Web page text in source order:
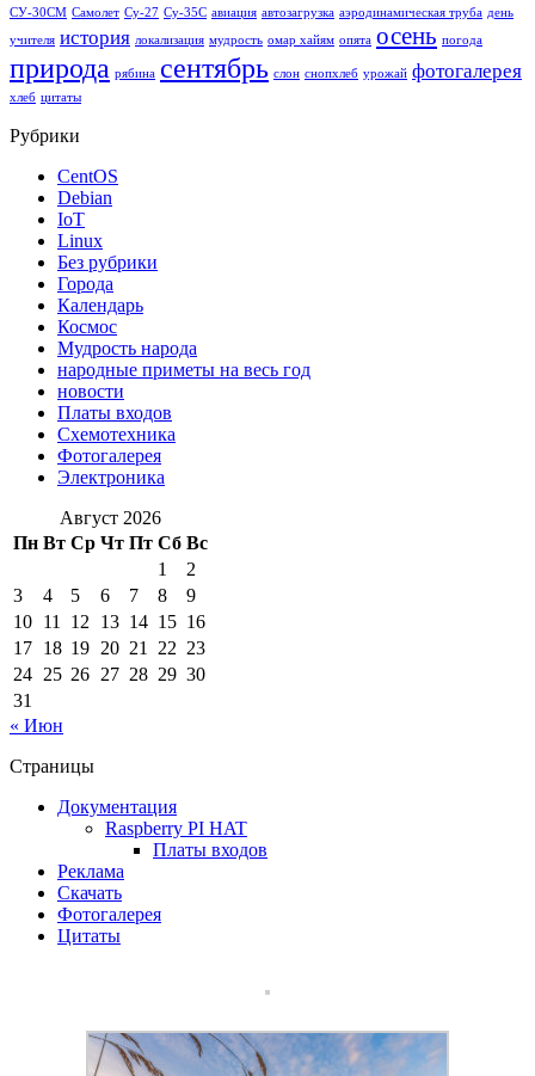
СУ-30СМ Самолет Су-27 Су-35С авиация автозагрузка аэродинамическая труба день
учителя история локализация мудрость омар хайям опята осень погода
природа рябина сентябрь слон снопхлеб урожай фотогалерея
хлеб цитаты
Рубрики
CentOS
Debian
IoT
Linux
Без рубрики
Города
Календарь
Космос
Мудрость народа
народные приметы на весь год
новости
Платы входов
Схемотехника
Фотогалерея
Электроника
Август 2026
Пн Вт Ср Чт Пт Сб Вс
1
2
3
4 5 6 7 8
9
10 11 12 13 14 15 16
17 18 19 20 21 22 23
24 25 26 27 28 29 30
31
« Июн
Страницы
Документация
Raspberry PI HAT
Платы входов
Реклама
Скачать
Фотогалерея
Цитаты